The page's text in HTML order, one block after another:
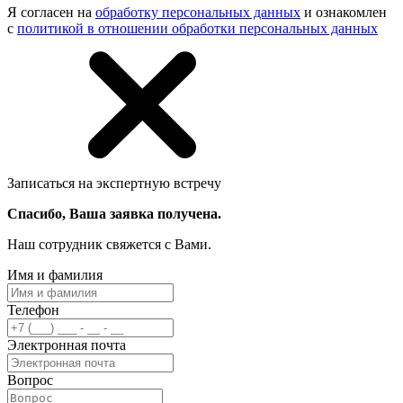
Я согласен на обработку персональных данных и ознакомлен
с политикой в отношении обработки персональных данных
Записаться на экспертную встречу
Спасибо, Ваша заявка получена.
Наш сотрудник свяжется с Вами.
Имя и фамилия
Телефон
Электронная почта
Вопрос